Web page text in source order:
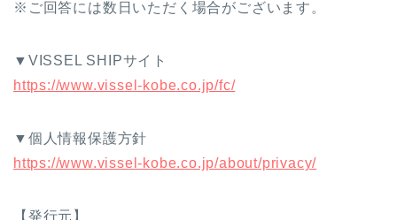
※ご回答には数日いただく場合がございます。
▼VISSEL SHIPサイト
https://www.vissel-kobe.co.jp/fc/
▼個人情報保護方針
https://www.vissel-kobe.co.jp/about/privacy/
【発行元】